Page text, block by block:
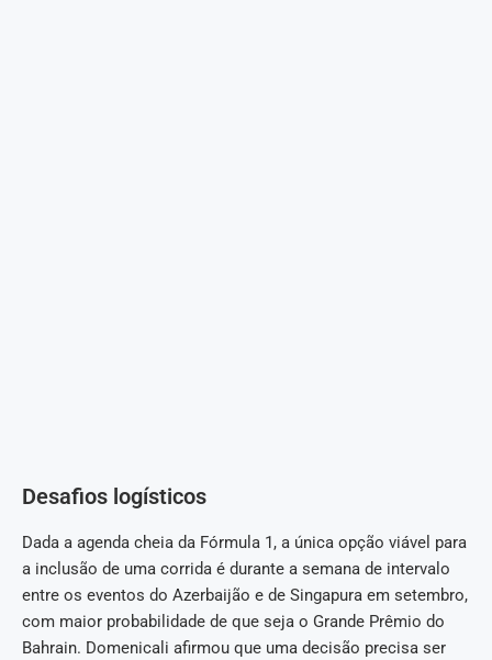
Desafios logísticos
Dada a agenda cheia da Fórmula 1, a única opção viável para
a inclusão de uma corrida é durante a semana de intervalo
entre os eventos do Azerbaijão e de Singapura em setembro,
com maior probabilidade de que seja o Grande Prêmio do
Bahrain. Domenicali afirmou que uma decisão precisa ser